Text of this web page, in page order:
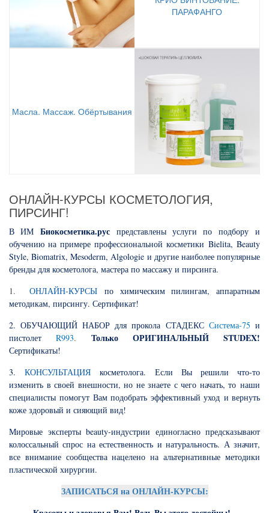
ПАРАФАНГО
Масла. Массаж. Обёртывания
ОНЛАЙН-КУРСЫ КОСМЕТОЛОГИЯ,
ПИРСИНГ!
В ИМ Биокосметика.руспредставленыуслуги по подборуи
обучению на примере профессиональной косметики Bielita, Beauty
Style, Biomatrix, Mesoderm, Algologie и другие наиболее популярные
бренды для косметолога, мастера по массажу и пирсинга.
1.ОНЛАЙН-КУРСЫ по химическим пилингам, аппаратным
методикам, пирсингу. Сертификат!
2. ОБУЧАЮЩИЙ НАБОР для прокола СТАДЕКС Система-75 и
пистолет
R993. Только ОРИГИНАЛЬНЫЙ STUDEX!
Сертификаты!
3. КОНСУЛЬТАЦИЯ косметолога.
Если Вы решили что-то
изменить в своей внешности, но не знаете с чего начать, то наши
специалисты помогут Вам подобрать эффективный уход и вернуть
коже здоровый и сияющий вид!
Мировые эксперты beauty-индустрии единогласно предсказывают
колоссальный спрос на естественность и натуральность. А значит,
все внимание сообщества нацелено на альтернативные методики
пластической хирургии.
ЗАПИСАТЬСЯ на ОНЛАЙН-КУРСЫ: